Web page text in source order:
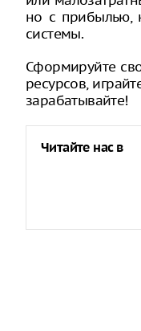
но с прибылью,
системы.
Сформируйте
ресурсов,
зарабатывайте!
Читайте нас в